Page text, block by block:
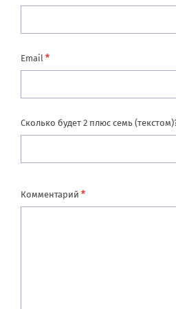
Email *
Сколько будет 2 плюс семь
Комментарий *